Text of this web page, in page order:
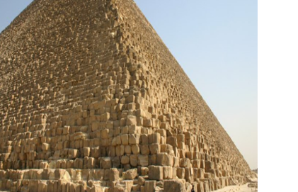
SE DESCUBRE LA VERDADERA
MANERA DE COMO SE
CONSTRUYERON LAS PIRÁMIDES
DE GUIZA HACE MÁS DE 4000
AÑOS.